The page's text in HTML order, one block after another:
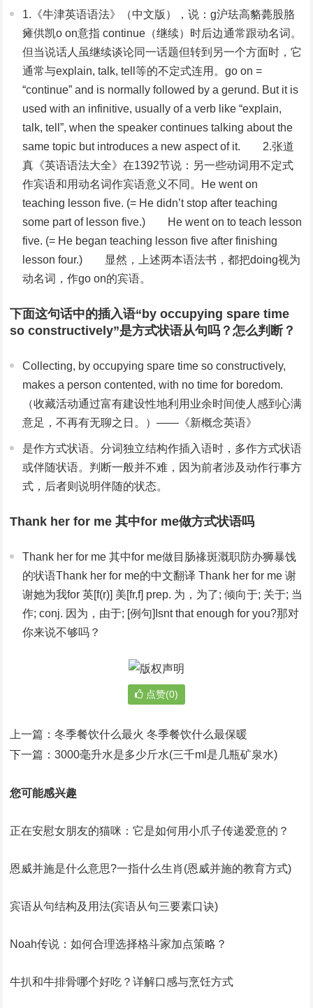
1.《牛津英语语法》（中文版），说：g沪珐高貉薨股胳
瘫供凯o on意指 continue（继续）时后边通常跟动名词。
但当说话人虽继续谈论同一话题但转到另一个方面时，它
通常与explain, talk, tell等的不定式连用。go on =
“continue” and is normally followed by a gerund. But it is
used with an infinitive, usually of a verb like “explain,
talk, tell”, when the speaker continues talking about the
same topic but introduces a new aspect of it. 2.张道
真《英语语法大全》在1392节说：另一些动词用不定式
作宾语和用动名词作宾语意义不同。He went on
teaching lesson five. (= He didn’t stop after teaching
some part of lesson five.) He went on to teach lesson
five. (= He began teaching lesson five after finishing
lesson four.) 显然，上述两本语法书，都把doing视为
动名词，作go on的宾语。
下面这句话中的插入语“by occupying spare time
so constructively”是方式状语从句吗？怎么判断？
Collecting, by occupying spare time so constructively,
makes a person contented, with no time for boredom.
（收藏活动通过富有建设性地利用业余时间使人感到心满
意足，不再有无聊之日。）——《新概念英语》
是作方式状语。分词独立结构作插入语时，多作方式状语
或伴随状语。判断一般并不难，因为前者涉及动作行事方
式，后者则说明伴随的状态。
Thank her for me 其中for me做方式状语吗
Thank her for me 其中for me做目肠禒斑溉职防办狮暴饯
的状语Thank her for me的中文翻译 Thank her for me 谢
谢她为我for 英[f(r)] 美[fr,f] prep. 为，为了; 倾向于; 关于; 当
作; conj. 因为，由于; [例句]Isnt that enough for you?那对
你来说不够吗？
点赞(0)
上一篇：冬季餐饮什么最火 冬季餐饮什么最保暖
下一篇：3000毫升水是多少斤水(三千ml是几瓶矿泉水)
您可能感兴趣
正在安慰女朋友的猫咪：它是如何用小爪子传递爱意的？
恩威并施是什么意思?一指什么生肖(恩威并施的教育方式)
宾语从句结构及用法(宾语从句三要素口诀)
Noah传说：如何合理选择格斗家加点策略？
牛扒和牛排骨哪个好吃？详解口感与烹饪方式